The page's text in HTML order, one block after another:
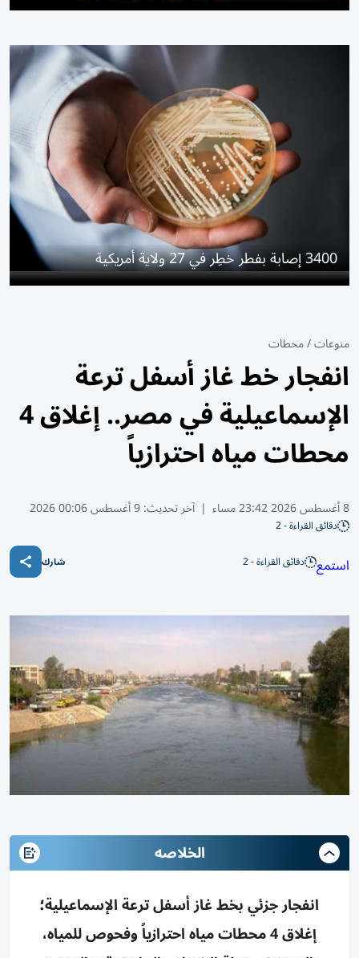
3400 إصابة بفطر خطِر في 27 ولاية أمريكية
منوعات/محطات
انفجار خط غاز أسفل ترعة
الإسماعيلية في مصر.. إغلاق 4
محطات مياه احترازياً
8 أغسطس 2026 23:42 مساء | آخر تحديث:9 أغسطس 00:06 2026
دقائق القراءة - 2
استمع دقائق القراءة - 2 شارك
الخلاصه
انفجار جزئي بخط غاز أسفل ترعة الإسماعيلية؛
إغلاق 4 محطات مياه احترازياً وفحوص للمياه،